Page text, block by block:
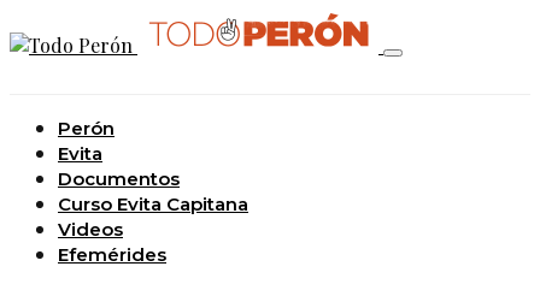
Perón
Evita
Documentos
Curso Evita Capitana
Videos
Efemérides